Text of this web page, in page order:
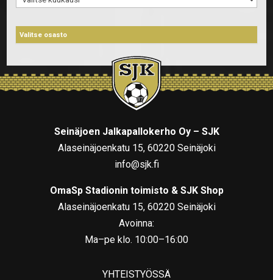
Seinäjoen Jalkapallokerho Oy – SJK
Alaseinäjoenkatu 15, 60220 Seinäjoki
info@sjk.fi
OmaSp Stadionin toimisto & SJK Shop
Alaseinäjoenkatu 15, 60220 Seinäjoki
Avoinna:
Ma–pe klo. 10:00–16:00
YHTEISTYÖSSÄ